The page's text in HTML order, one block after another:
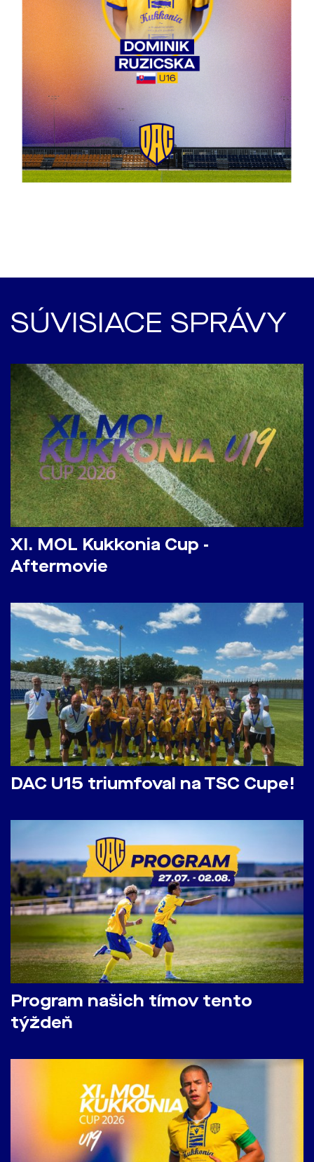
SÚVISIACE SPRÁVY
​XI. MOL Kukkonia Cup -
Aftermovie
DAC U15 triumfoval na TSC Cupe!
Program našich tímov tento
týždeň